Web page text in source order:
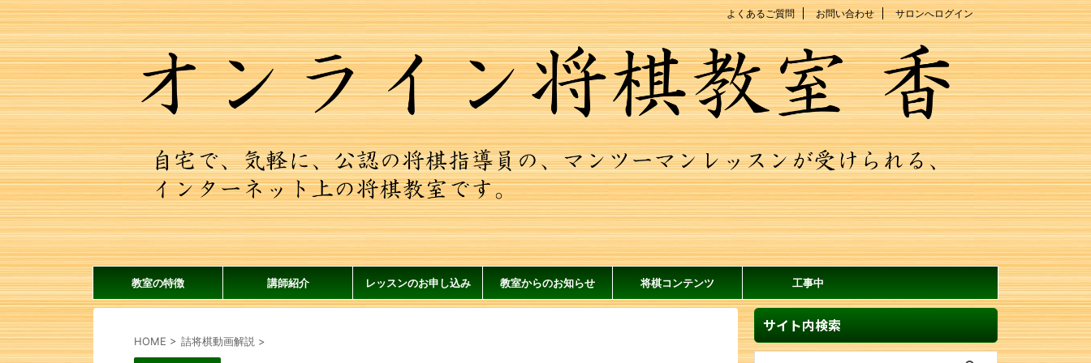
よくあるご質問 お問い合わせ サロンへログイン
教室の特徴 講師紹介 レッスンのお申し込み 教室からのお知らせ 将棋コンテンツ 工事中
HOME > 詰将棋動画解説 >
サイト内検索